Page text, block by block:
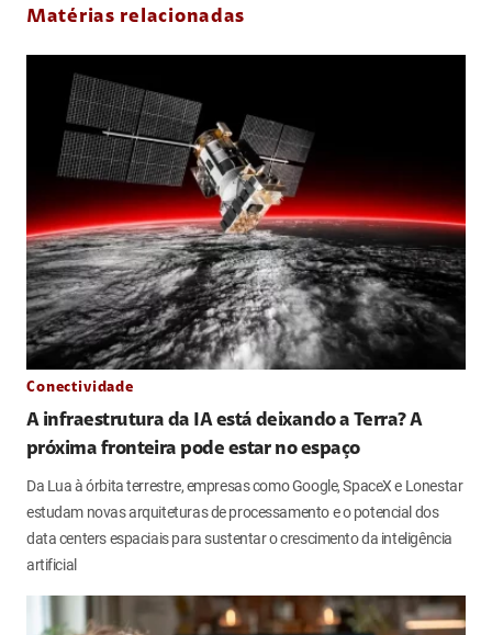
Matérias relacionadas
Conectividade
A infraestrutura da IA está deixando a Terra? A
próxima fronteira pode estar no espaço
Da Lua à órbita terrestre, empresas como Google, SpaceX e Lonestar
estudam novas arquiteturas de processamento e o potencial dos
data centers espaciais para sustentar o crescimento da inteligência
artificial